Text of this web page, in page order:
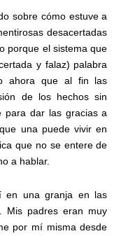
sobre cómo estuve a
desacertadas
porque el sistema que
y falaz) palabra
ahora que al fin las
de los hechos sin
para dar las gracias a
una puede vivir en
que no se entere de
a hablar.
en una granja en las
Mis padres eran muy
por mí misma desde